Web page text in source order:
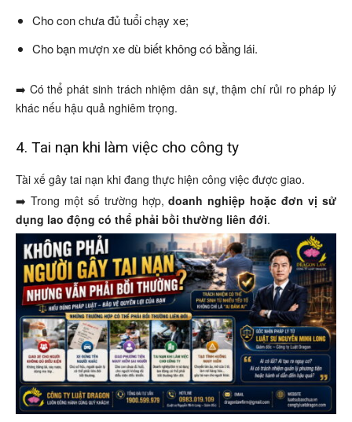
Cho con chưa đủ tuổi chạy xe;
Cho bạn mượn xe dù biết không có bằng lái.
➡️ Có thể phát sinh trách nhiệm dân sự, thậm chí rủi ro pháp lý
khác nếu hậu quả nghiêm trọng.
4. Tai nạn khi làm việc cho công ty
Tài xế gây tai nạn khi đang thực hiện công việc được giao.
➡️ Trong một số trường hợp,doanh nghiệp hoặc đơn vị sử
dụng lao động có thể phải bồi thường liên đới.